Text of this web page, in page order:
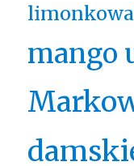
mango